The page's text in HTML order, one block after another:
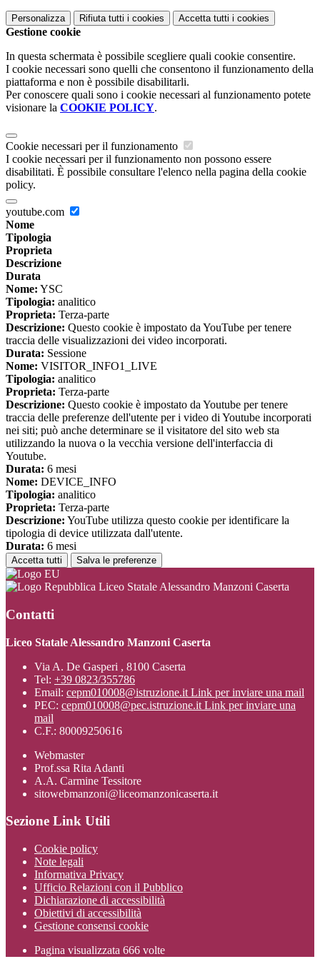
Personalizza Rifiuta tutti i cookies Accetta tutti i cookies
Gestione cookie
In questa schermata è possibile scegliere quali cookie consentire.
I cookie necessari sono quelli che consentono il funzionamento della
piattaforma e non è possibile disabilitarli.
Per conoscere quali sono i cookie necessari al funzionamento potete
visionare la COOKIE POLICY.
Cookie necessari per il funzionamento
I cookie necessari per il funzionamento non possono essere
disabilitati. È possibile consultare l'elenco nella pagina della cookie
policy.
youtube.com
Nome
Tipologia
Proprieta
Descrizione
Durata
Nome: YSC
Tipologia: analitico
Proprieta: Terza-parte
Descrizione: Questo cookie è impostato da YouTube per tenere
traccia delle visualizzazioni dei video incorporati.
Durata: Sessione
Nome: VISITOR_INFO1_LIVE
Tipologia: analitico
Proprieta: Terza-parte
Descrizione: Questo cookie è impostato da Youtube per tenere
traccia delle preferenze dell'utente per i video di Youtube incorporati
nei siti; può anche determinare se il visitatore del sito web sta
utilizzando la nuova o la vecchia versione dell'interfaccia di
Youtube.
Durata: 6 mesi
Nome: DEVICE_INFO
Tipologia: analitico
Proprieta: Terza-parte
Descrizione: YouTube utilizza questo cookie per identificare la
tipologia di device utilizzata dall'utente.
Durata: 6 mesi
Accetta tutti Salva le preferenze
Liceo Statale Alessandro Manzoni Caserta
Contatti
Liceo Statale Alessandro Manzoni Caserta
Via A. De Gasperi , 8100 Caserta
Tel: +39 0823/355786
Email: cepm010008@istruzione.it Link per inviare una mail
PEC: cepm010008@pec.istruzione.it Link per inviare una
mail
C.F.: 80009250616
Webmaster
Prof.ssa Rita Adanti
A.A. Carmine Tessitore
sitowebmanzoni@liceomanzonicaserta.it
Sezione Link Utili
Cookie policy
Note legali
Informativa Privacy
Ufficio Relazioni con il Pubblico
Dichiarazione di accessibilità
Obiettivi di accessibilità
Gestione consensi cookie
Pagina visualizzata 666 volte